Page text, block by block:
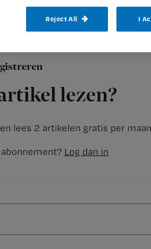
lezen?
lees 2 artikelen gratis per
Log dan in
de Orde gisteren
Reject All I